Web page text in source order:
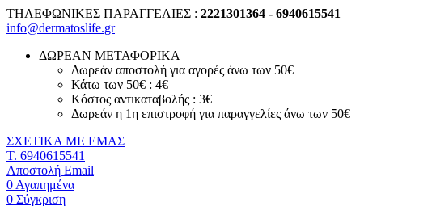
ΤΗΛΕΦΩΝΙΚΕΣ ΠΑΡΑΓΓΕΛΙΕΣ : 2221301364 - 6940615541
info@dermatoslife.gr
ΔΩΡΕΑΝ ΜΕΤΑΦΟΡΙΚΑ
Δωρεάν αποστολή για αγορές άνω των 50€
Κάτω των 50€ : 4€
Κόστος αντικαταβολής : 3€
Δωρεάν η 1η επιστροφή για παραγγελίες άνω των 50€
ΣΧΕΤΙΚΑ ΜΕ ΕΜΑΣ
T. 6940615541
Αποστολή Email
0 Αγαπημένα
0 Σύγκριση